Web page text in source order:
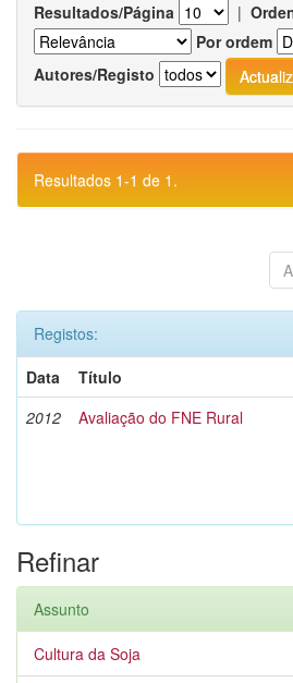
Resultados/Página |
Por ordem
Autores/Registo
Resultados 1-1 de 1.
Registos:
Data
Título
2012
Avaliação do FNE Rural
Refinar
Assunto
Cultura da Soja